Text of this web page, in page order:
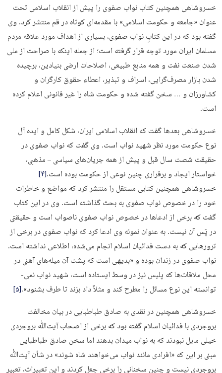
خسروشاهی همچنین کتاب نواب صفوی را پیش از انقلاب اسلامی تحت
عنوان «جامعه و حکومت اسلامی» با مقدمه‌­ای کوتاه در قم منتشر کرد. وی
گفته بود که در این کتابِ نواب صفوی، بسیاری از اهداف مورد علاقه مردم
مسلمان ایران مورد توجه قرار گرفته است؛ از جمله اینکه با صراحت از ملی
شدن صنعت نفت و همه منابع طبیعی، اصلاحات ارضی بنیادین، برچیده
شدن بازار مصرف‌­گرایی، اسراف و تبذیر، اعطاء حقوق کارگران و
کشاورزان و … سخن گفته شده و حکومت شاه را غیر قانونی اعلام کرده
است.
خسروشاهی بعدها گفت که انقلاب اسلامی ایران، شکل کامل و ایده آل
نوع حکومت مورد نظر شهید نواب است. وی گفت که نواب صفوی در
حقیقت شصت سال قبل و پیش از همه جریان‌های سیاسی – مذهبی،
خواستار ایجاد و برقراری چنین نوعی از حکومت بوده است.[۴]
خسروشاهی همچنین کتابی مستقل را منتشر کرد که مواضع و خاطرات
خود را در خصوص نواب صفوی به بحث گذاشته است. وی در این کتاب
گفت که برخی از ادعاها در خصوص نواب صفوی ناصواب است و حقیقتی
در پَس آن نیست. به عنوان نمونه وی ادعا کرد که نواب صفوی در برخی از
ترورهایی که به دست فدائیان اسلام انجام می­‌شده، اطلاعی نداشته است.
نواب صفوی در زندان بوده و «بدیهی است که پشت آن میله‌­های آهنی در
محل ملاقات­‌ها که پلیس نیز در وسط ایستاده است، شهید نواب نمی‌­
توانسته این نوع مسائل را مطرح کند و مثلاً داد بزند تا طرف بشنود».[۵]
خسروشاهی همچنین در نقدی به صادق طباطبایی در بیان مخالفت
بروجردی با فدائیان اسلام گفته بود که برخی از اصحاب آیت­‌ﷲ بروجردی
خیلی مایل نبودند که به نواب میدان بدهند اما سخن صادق طباطبایی
مبنی بر این که «افرادی مانند نواب می­‌خواهند شاه شوند» در شأن آیت‌­ﷲ
بروجردی نیست و چنین سخنانی را برخی جعل کردند و این تعبیرات، تعبیر